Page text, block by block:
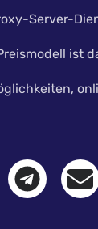
Server-
ist